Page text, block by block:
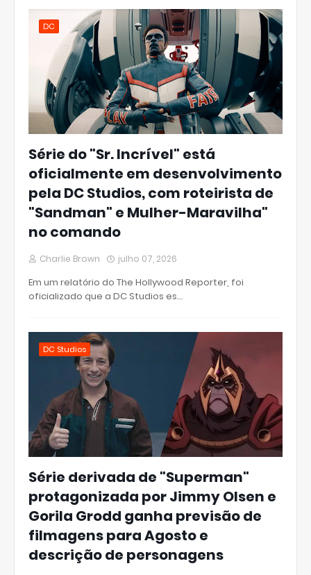
DC
Série do "Sr. Incrível" está
oficialmente em desenvolvimento
pela DC Studios, com roteirista de
"Sandman" e Mulher-Maravilha"
no comando
Charlie Brown julho 07, 2026
Em um relatório do The Hollywood Reporter, foi
oficializado que a DC Studios es…
DC Studios
Série derivada de "Superman"
protagonizada por Jimmy Olsen e
Gorila Grodd ganha previsão de
filmagens para Agosto e
descrição de personagens